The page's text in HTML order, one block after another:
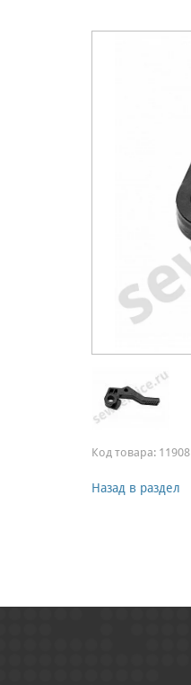
Код товара: 11908
Назад в раздел